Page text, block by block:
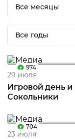
Все месяцы
Все годы
974
29 июля
Игровой день
Сокольники
704
23 июля